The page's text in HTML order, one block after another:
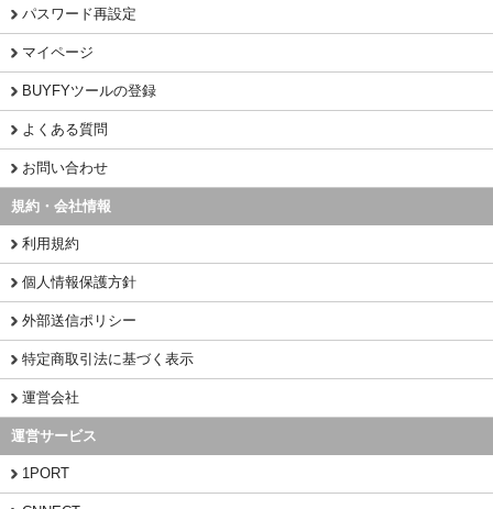
パスワード再設定
マイページ
BUYFYツールの登録
よくある質問
お問い合わせ
規約・会社情報
利用規約
個人情報保護方針
外部送信ポリシー
特定商取引法に基づく表示
運営会社
運営サービス
1PORT